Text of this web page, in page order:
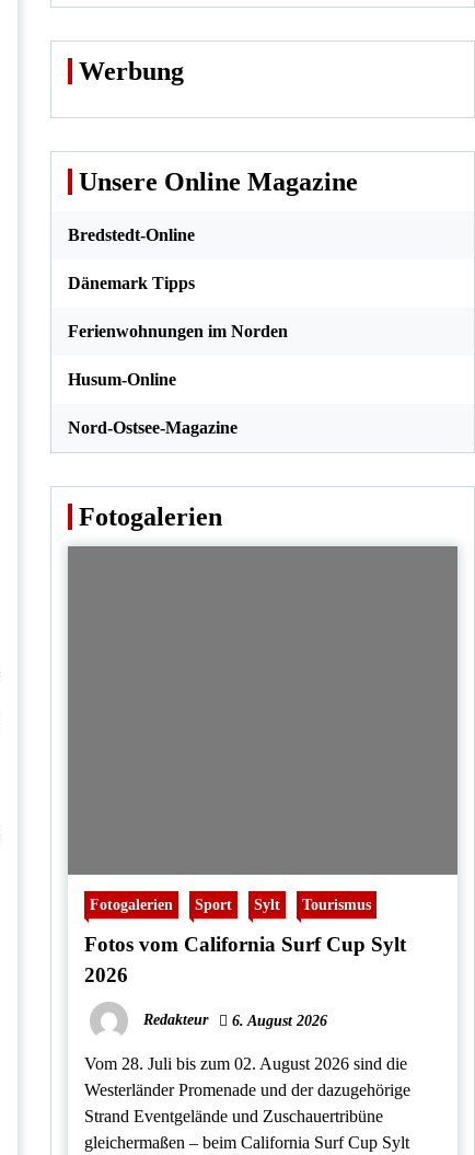
Werbung
Unsere Online Magazine
Bredstedt-Online
Dänemark Tipps
Ferienwohnungen im Norden
Husum-Online
Nord-Ostsee-Magazine
Fotogalerien
Fotogalerien Sport Sylt Tourismus
Fotos vom California Surf Cup Sylt
2026
Redakteur 6. August 2026
Vom 28. Juli bis zum 02. August 2026 sind die
Westerländer Promenade und der dazugehörige
Strand Eventgelände und Zuschauertribüne
gleichermaßen – beim California Surf Cup Sylt